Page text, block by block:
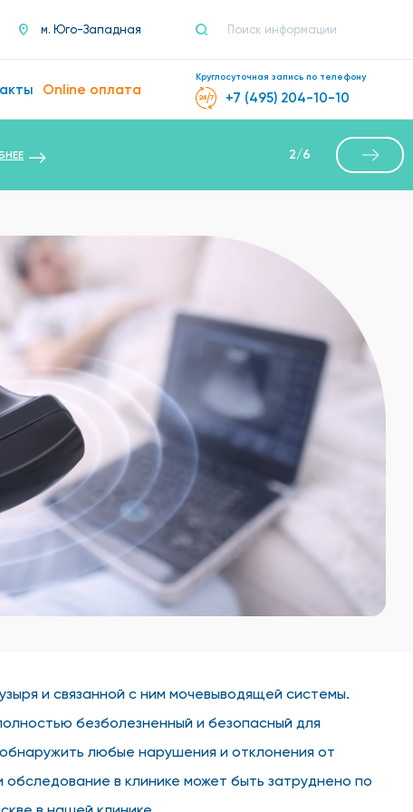
м. Юго-Западная
Online оплата
Круглосуточная запись по телефону
+7 (495) 204-10-10
2/6
и связанной с ним мочевыводящей системы.
безболезненный и безопасный для
любые нарушения и отклонения от
в клинике может быть затруднено по